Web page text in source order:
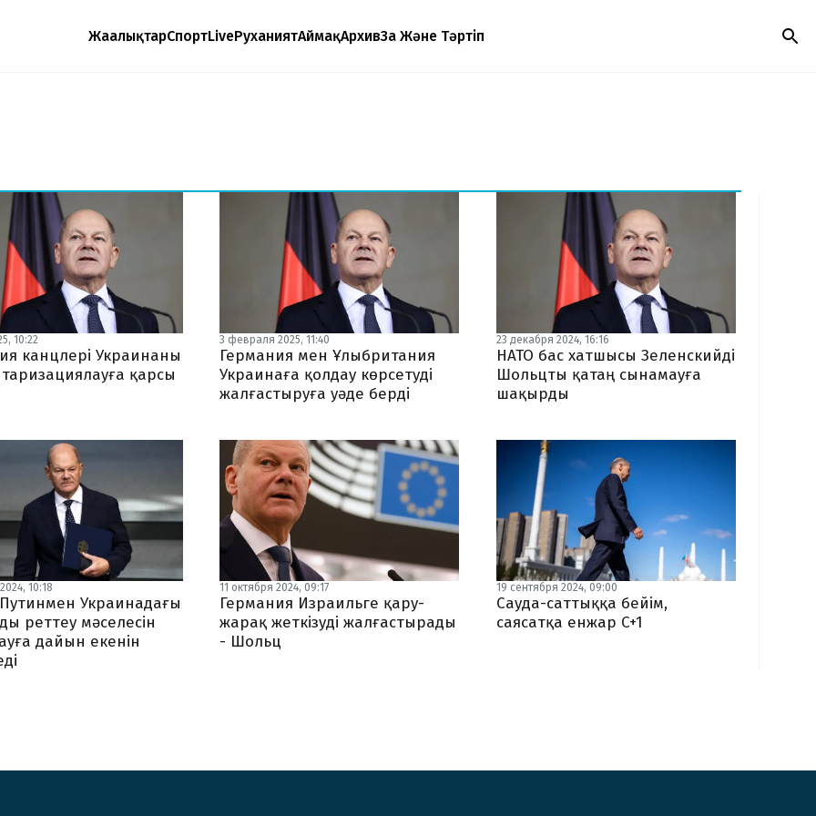
ЖаңалықтарСпортLiveРуханиятАймақАрхивЗаң Және Тәртіп
10:22
канцлері Украинаны
қарсы
3 февраля 2025, 11:40
Германия мен Ұлыбритания
Украинаға қолдау көрсетуді
жалғастыруға уәде берді
23 декабря 2024, 16:16
НАТО бас хатшысы Зеленскийді
Шольцты қатаң сынамауға
шақырды
10:18
Украинадағы
реттеу мәселесін
дайын екенін
11 октября 2024, 09:17
Германия Израильге қару-
жарақ жеткізуді жалғастырады
- Шольц
19 сентября 2024, 09:00
Сауда-саттыққа бейім,
саясатқа енжар C+1